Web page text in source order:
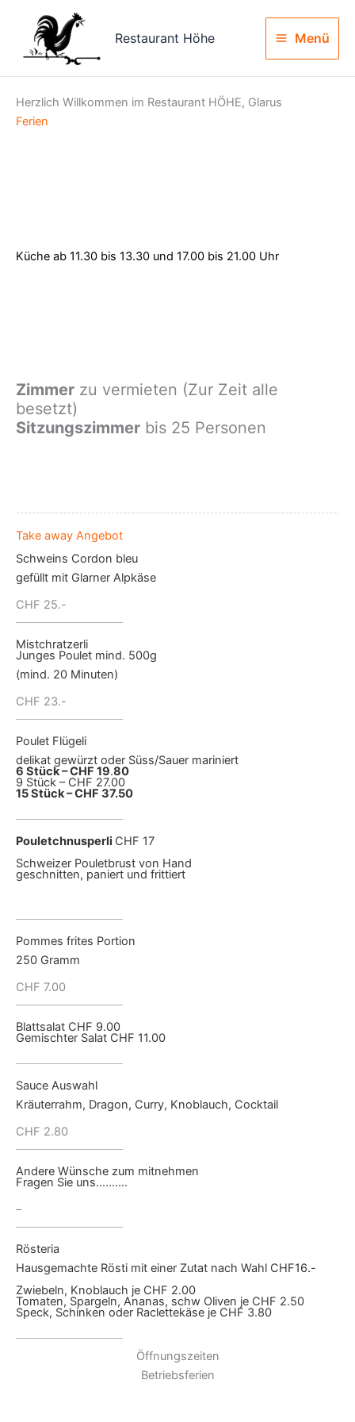
springen
Restaurant Höhe Menü
Herzlich Willkommen im Restaurant HÖHE, Glarus
Ferien
Küche ab 11.30 bis 13.30 und 17.00 bis 21.00 Uhr
Zimmer zu vermieten (Zur Zeit alle
besetzt)
Sitzungszimmer bis 25 Personen
Take away Angebot
Schweins Cordon bleu
gefüllt mit Glarner Alpkäse
CHF 25.-
Mistchratzerli
Junges Poulet mind. 500g
(mind. 20 Minuten)
CHF 23.-
Poulet Flügeli
delikat gewürzt oder Süss/Sauer mariniert
6 Stück – CHF 19.80
9 Stück – CHF 27.00
15 Stück – CHF 37.50
Pouletchnusperli CHF 17
Schweizer Pouletbrust von Hand
geschnitten, paniert und frittiert
Pommes frites Portion
250 Gramm
CHF 7.00
Blattsalat CHF 9.00
Gemischter Salat CHF 11.00
Sauce Auswahl
Kräuterrahm, Dragon, Curry, Knoblauch, Cocktail
CHF 2.80
Andere Wünsche zum mitnehmen
Fragen Sie uns……….
–
Rösteria
Hausgemachte Rösti mit einer Zutat nach Wahl CHF16.-
Zwiebeln, Knoblauch je CHF 2.00
Tomaten, Spargeln, Ananas, schw Oliven je CHF 2.50
Speck, Schinken oder Raclettekäse je CHF 3.80
Öffnungszeiten
Betriebsferien